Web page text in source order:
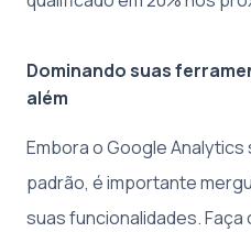
Dominando suas
além
Embora o Google
padrão, é importante
suas funcionalidades.